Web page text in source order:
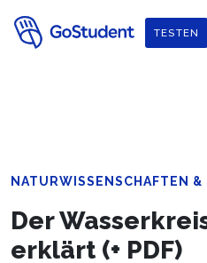
Verbessere dein Englisch und
Penguin
TESTEN
NATURWISSENSCHAFTEN &
Der
erklärt (+ PDF)